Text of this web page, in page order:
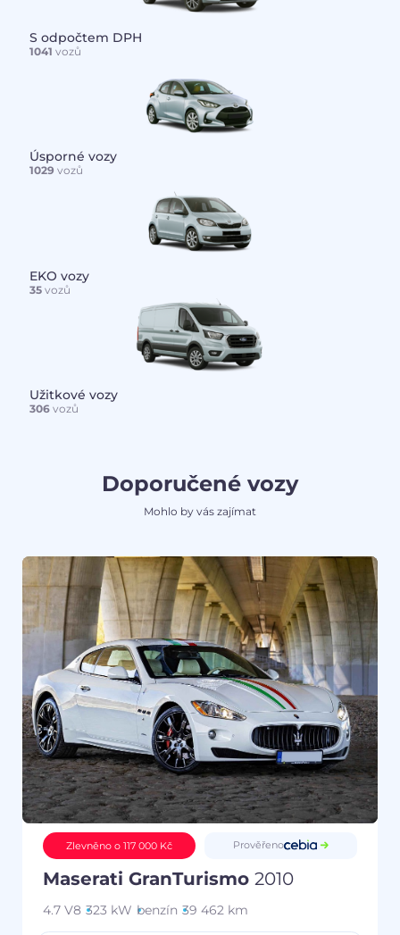
S odpočtem DPH
1041 vozů
Úsporné vozy
1029 vozů
EKO vozy
35vozů
Užitkové vozy
306vozů
Doporučené vozy
Mohlo by vás zajímat
Zlevněno o 117 000 Kč Prověřeno
Maserati GranTurismo 2010
4.7 V8 323 kW benzín 39 462 km